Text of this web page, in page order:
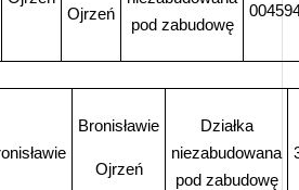
Ojrzeń
pod zabudowę
Bronisławie
Ojrzeń
Działka
niezabudowana
pod zabudowę